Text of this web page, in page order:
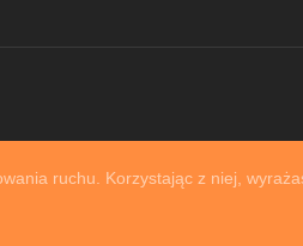
ruchu. Korzystając z niej,